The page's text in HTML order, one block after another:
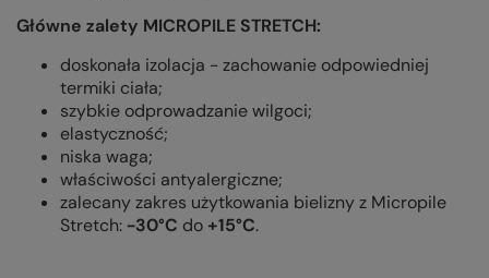
Główne zalety MICROPILE STRETCH:
doskonała izolacja - zachowanie odpowiedniej
termiki ciała;
szybkie odprowadzanie wilgoci;
elastyczność;
niska waga;
właściwości antyalergiczne;
zalecany zakres użytkowania bielizny z Micropile
Stretch: -30°C do +15°C.